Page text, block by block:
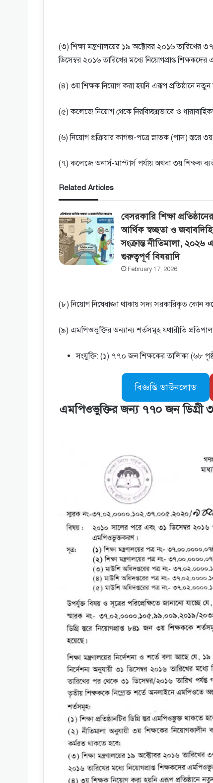
(৩) শিক্ষা মন্ত্রণালয়ের ১৯ অক্টোবর ২০১৬
ডিসেম্বর ২০১৬ তারিখের মধ্যে নিয়ােগপ্রাপ্ত
(৪) ৩য় শিক্ষক নিয়ােগ করা হয়নি এরূপ প্রতিষ্ঠানে
(৫) কলেজে নিয়ােগ থেকে নিরবিচ্ছন্নভাবে ও
(৬) নিয়ােগ প্রক্রিয়ার কাগজ-পত্রে স্নাতক (পাস) স্তরে
(৭) কলেজে অনার্স-মাস্টার্স পর্যায় অথবা ৩য় শিক্ষক
Related Articles
বেসরকারি শিক্ষা প্রতিষ্ঠানের
আর্থিক স্বচ্ছতা ও
সংক্রান্ত নীতিমালা, ২০২৬
গুরুত্বপূর্ণ বিষয়াদি
February 17, 2026
(৮) নিয়ােগ নিষেধাজ্ঞা থাকায় সদ্য সরকারিকৃত
(৯) এমপিওভুক্তির অন্যান্য শর্তসমূহ যথারীতি
সংযুক্তি: (১) ৭৭০ জন শিক্ষকের তালিকা (৬৮
বিজ্ঞপ্তি ডাউনলোড
এমপিওভুক্তির জন্য ৭৭০ জন ডিগ্রী ৩য়